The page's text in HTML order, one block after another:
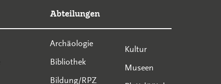
Abteilungen
Archäologie
Bibliothek
Bildung/RPZ
Kultur
Museen